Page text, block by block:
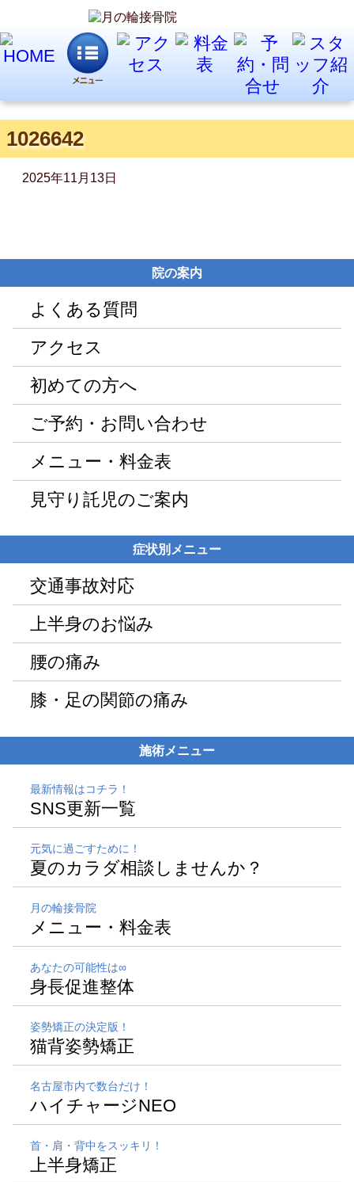
1026642
2025年11月13日
院の案内
よくある質問
アクセス
初めての方へ
ご予約・お問い合わせ
メニュー・料金表
見守り託児のご案内
症状別メニュー
交通事故対応
上半身のお悩み
腰の痛み
膝・足の関節の痛み
施術メニュー
最新情報はコチラ！
SNS更新一覧
元気に過ごすために！
夏のカラダ相談しませんか？
月の輪接骨院
メニュー・料金表
あなたの可能性は∞
身長促進整体
姿勢矯正の決定版！
猫背姿勢矯正
名古屋市内で数台だけ！
ハイチャージNEO
首・肩・背中をスッキリ！
上半身矯正